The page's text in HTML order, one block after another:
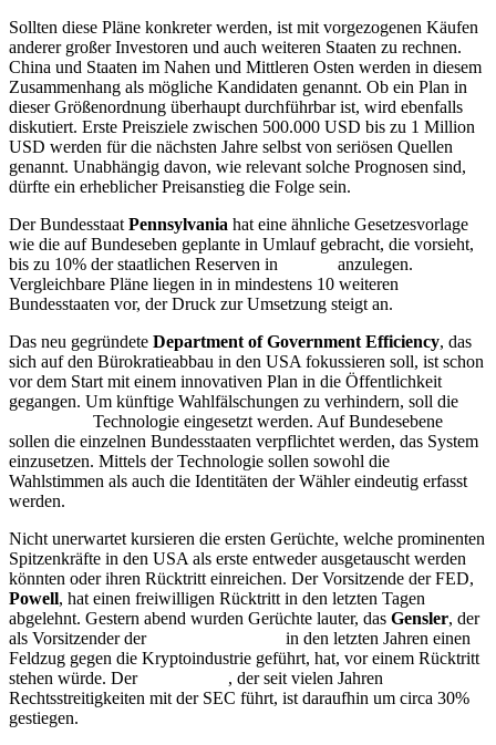
Sollten diese Pläne konkreter werden, ist mit vorgezogenen Käufen
anderer großer Investoren und auch weiteren Staaten zu rechnen.
China und Staaten im Nahen und Mittleren Osten werden in diesem
Zusammenhang als mögliche Kandidaten genannt. Ob ein Plan in
dieser Größenordnung überhaupt durchführbar ist, wird ebenfalls
diskutiert. Erste Preisziele zwischen 500.000 USD bis zu 1 Million
USD werden für die nächsten Jahre selbst von seriösen Quellen
genannt. Unabhängig davon, wie relevant solche Prognosen sind,
dürfte ein erheblicher Preisanstieg die Folge sein.
Der Bundesstaat Pennsylvania hat eine ähnliche Gesetzesvorlage
wie die auf Bundeseben geplante in Umlauf gebracht, die vorsieht,
bis zu 10% der staatlichen Reserven in
anzulegen.
Vergleichbare Pläne liegen in in mindestens 10 weiteren
Bundesstaaten vor, der Druck zur Umsetzung steigt an.
Das neu gegründete Department of Government Efficiency, das
sich auf den Bürokratieabbau in den USA fokussieren soll, ist schon
vor dem Start mit einem innovativen Plan in die Öffentlichkeit
gegangen. Um künftige Wahlfälschungen zu verhindern, soll die
Technologie eingesetzt werden. Auf Bundesebene
sollen die einzelnen Bundesstaaten verpflichtet werden, das System
einzusetzen. Mittels der Technologie sollen sowohl die
Wahlstimmen als auch die Identitäten der Wähler eindeutig erfasst
werden.
Nicht unerwartet kursieren die ersten Gerüchte, welche prominenten
Spitzenkräfte in den USA als erste entweder ausgetauscht werden
könnten oder ihren Rücktritt einreichen. Der Vorsitzende der FED,
Powell, hat einen freiwilligen Rücktritt in den letzten Tagen
abgelehnt. Gestern abend wurden Gerüchte lauter, das Gensler, der
als Vorsitzender der
in den letzten Jahren einen
Feldzug gegen die Kryptoindustrie geführt, hat, vor einem Rücktritt
stehen würde. Der
, der seit vielen Jahren
Rechtsstreitigkeiten mit der SEC führt, ist daraufhin um circa 30%
gestiegen.